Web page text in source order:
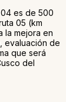
es de 500
05 (km
la mejora en
evaluación de
que será
del